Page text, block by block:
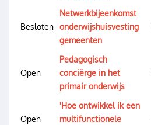
Besloten
Netwerkbijeenkomst
onderwijshuisvesting
gemeenten
Open
Pedagogisch
conciërge in het
primair onderwijs
Open
'Hoe ontwikkel ik een
multifunctionele